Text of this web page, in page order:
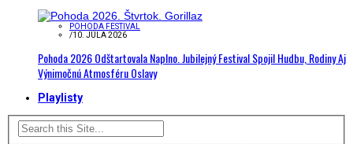
POHODA FESTIVAL
/10. JÚLA 2026
Pohoda 2026 Odštartovala Naplno. Jubilejný Festival Spojil Hudbu, Rodiny Aj
Výnimočnú Atmosféru Oslavy
Playlisty